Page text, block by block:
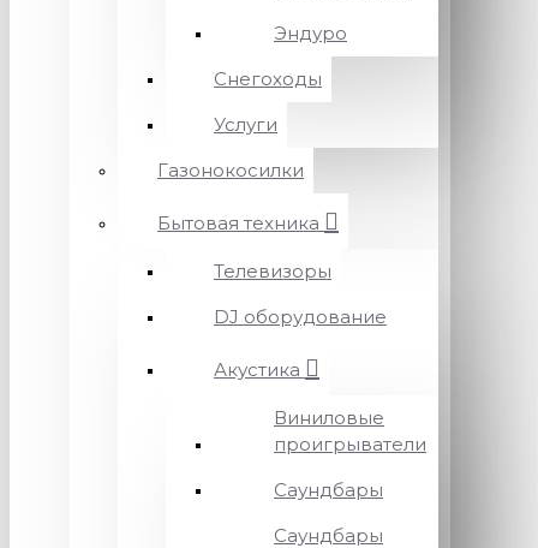
Эндуро
Снегоходы
Услуги
Газонокосилки
Бытовая техника
Телевизоры
DJ оборудование
Акустика
Виниловые
проигрыватели
Саундбары
Саундбары